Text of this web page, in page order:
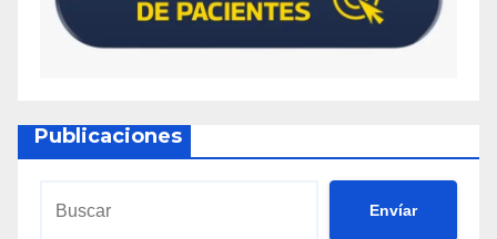
Publicaciones
Envíar